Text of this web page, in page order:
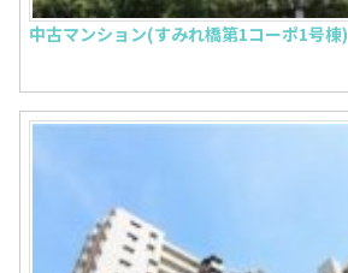
中古マンション(すみれ橋第1コーポ1号棟)